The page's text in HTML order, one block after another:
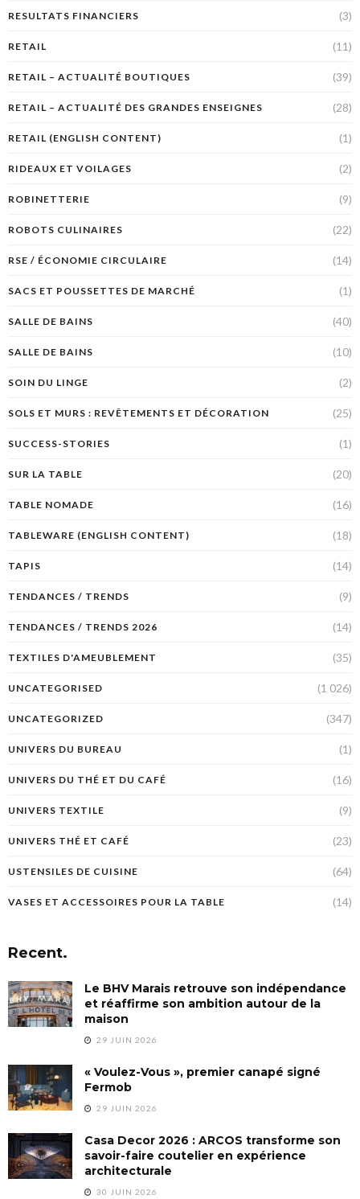
RESULTATS FINANCIERS (3)
RETAIL (11)
RETAIL – ACTUALITÉ BOUTIQUES (39)
RETAIL – ACTUALITÉ DES GRANDES ENSEIGNES (28)
RETAIL (ENGLISH CONTENT) (1)
RIDEAUX ET VOILAGES (2)
ROBINETTERIE (9)
ROBOTS CULINAIRES (22)
RSE / ÉCONOMIE CIRCULAIRE (14)
SACS ET POUSSETTES DE MARCHÉ (1)
SALLE DE BAINS (40)
SALLE DE BAINS (10)
SOIN DU LINGE (2)
SOLS ET MURS : REVÊTEMENTS ET DÉCORATION (25)
SUCCESS-STORIES (1)
SUR LA TABLE (20)
TABLE NOMADE (16)
TABLEWARE (ENGLISH CONTENT) (18)
TAPIS (14)
TENDANCES / TRENDS (9)
TENDANCES / TRENDS 2026 (14)
TEXTILES D'AMEUBLEMENT (35)
UNCATEGORISED (1 026)
UNCATEGORIZED (347)
UNIVERS DU BUREAU (1)
UNIVERS DU THÉ ET DU CAFÉ (16)
UNIVERS TEXTILE (9)
UNIVERS THÉ ET CAFÉ (23)
USTENSILES DE CUISINE (64)
VASES ET ACCESSOIRES POUR LA TABLE (14)
Recent.
Le BHV Marais retrouve son indépendance
et réaffirme son ambition autour de la
maison
29 JUIN 2026
« Voulez-Vous », premier canapé signé
Fermob
29 JUIN 2026
Casa Decor 2026 : ARCOS transforme son
savoir-faire coutelier en expérience
architecturale
30 JUIN 2026